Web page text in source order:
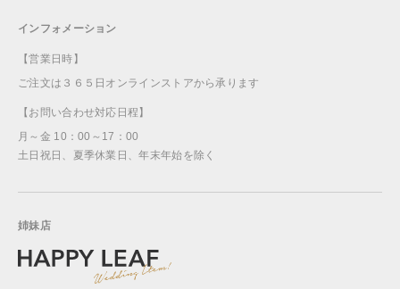
インフォメーション
【営業日時】
ご注文は３６５日オンラインストアから承ります
【お問い合わせ対応日程】
月～金 10：00～17：00
土日祝日、夏季休業日、年末年始を除く
姉妹店